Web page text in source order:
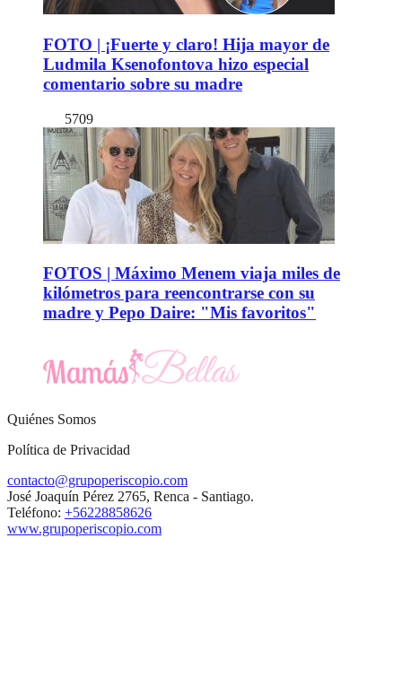
FOTO | ¡Fuerte y claro! Hija mayor de
Ludmila Ksenofontova hizo especial
comentario sobre su madre
5709
FOTOS | Máximo Menem viaja miles de
kilómetros para reencontrarse con su
madre y Pepo Daire: "Mis favoritos"
Quiénes Somos
Política de Privacidad
contacto@grupoperiscopio.com
José Joaquín Pérez 2765, Renca - Santiago.
Teléfono: +56228858626
www.grupoperiscopio.com